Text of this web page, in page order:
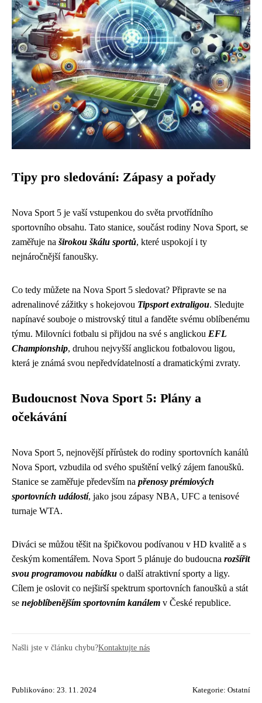
Tipy pro sledování: Zápasy a pořady
Nova Sport 5 je vaší vstupenkou do světa prvotřídního
sportovního obsahu. Tato stanice, součást rodiny Nova Sport, se
zaměřuje na širokou škálu sportů, které uspokojí i ty
nejnáročnější fanoušky.
Co tedy můžete na Nova Sport 5 sledovat? Připravte se na
adrenalinové zážitky s hokejovou Tipsport extraligou. Sledujte
napínavé souboje o mistrovský titul a fanděte svému oblíbenému
týmu. Milovníci fotbalu si přijdou na své s anglickou EFL
Championship, druhou nejvyšší anglickou fotbalovou ligou,
která je známá svou nepředvídatelností a dramatickými zvraty.
Budoucnost Nova Sport 5: Plány a
očekávání
Nova Sport 5, nejnovější přírůstek do rodiny sportovních kanálů
Nova Sport, vzbudila od svého spuštění velký zájem fanoušků.
Stanice se zaměřuje především na přenosy prémiových
sportovních událostí, jako jsou zápasy NBA, UFC a tenisové
turnaje WTA.
Diváci se můžou těšit na špičkovou podívanou v HD kvalitě a s
českým komentářem. Nova Sport 5 plánuje do budoucna rozšířit
svou programovou nabídku o další atraktivní sporty a ligy.
Cílem je oslovit co nejširší spektrum sportovních fanoušků a stát
se nejoblíbenějším sportovním kanálem v České republice.
Našli jste v článku chybu?Kontaktujte nás
Publikováno: 23. 11. 2024 Kategorie: Ostatní